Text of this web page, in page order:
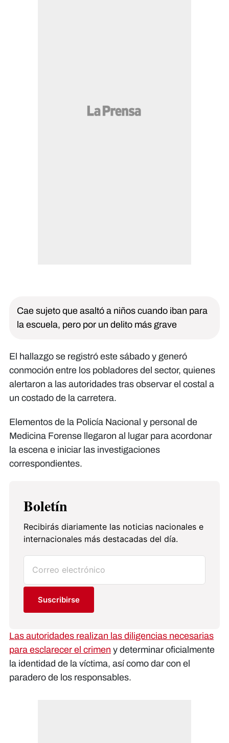
Cae sujeto que asaltó a niños cuando iban para
la escuela, pero por un delito más grave
El hallazgo se registró este sábado y generó
conmoción entre los pobladores del sector, quienes
alertaron a las autoridades tras observar el costal a
un costado de la carretera.
Elementos de la Policía Nacional y personal de
Medicina Forense llegaron al lugar para acordonar
la escena e iniciar las investigaciones
correspondientes.
Boletín
Recibirás diariamente las noticias nacionales e
internacionales más destacadas del día.
Suscribirse
Las autoridades realizan las diligencias necesarias
para esclarecer el crimen y determinar oficialmente
la identidad de la víctima, así como dar con el
paradero de los responsables.